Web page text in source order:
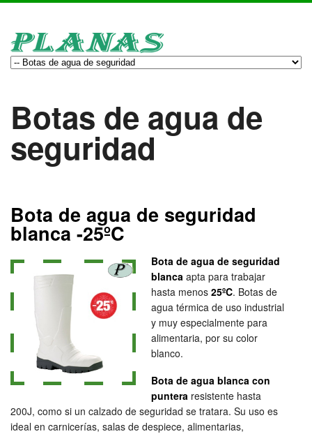
Botas de agua de
seguridad
Bota de agua de seguridad
blanca -25ºC
Bota de agua de seguridad
blanca apta para trabajar
hasta menos 25ºC. Botas de
agua térmica de uso industrial
y muy especialmente para
alimentaria, por su color
blanco.
Bota de agua blanca con
puntera resistente hasta
200J, como si un calzado de seguridad se tratara. Su uso es
ideal en carnicerías, salas de despiece, alimentarias,